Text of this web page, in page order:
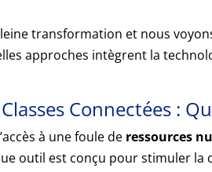
transformation et nous
approches intègrent la
Connectées :
à une foule de ressources
outil est conçu pour stimuler la